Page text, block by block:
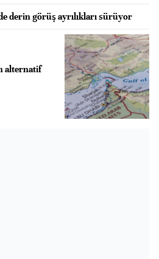
derin görüş ayrılıkları sürüyor
alternatif